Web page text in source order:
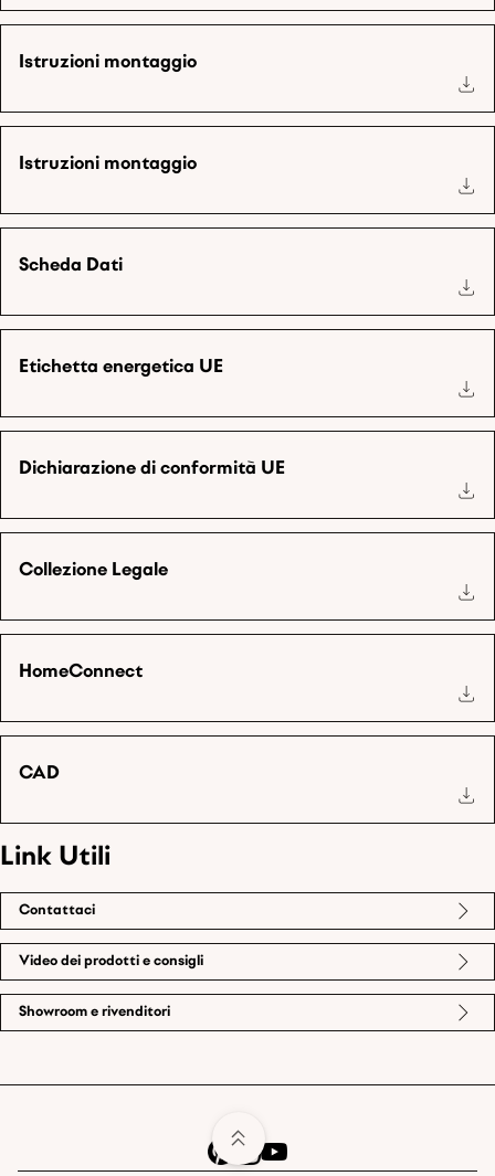
Istruzioni montaggio
Istruzioni montaggio
Scheda Dati
Etichetta energetica UE
Dichiarazione di conformità UE
Collezione Legale
HomeConnect
CAD
Link Utili
Contattaci
Video dei prodotti e consigli
Showroom e rivenditori